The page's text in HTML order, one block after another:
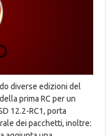
diverse edizioni del
prima RC per un
12.2-RC1, porta
dei pacchetti, inoltre: